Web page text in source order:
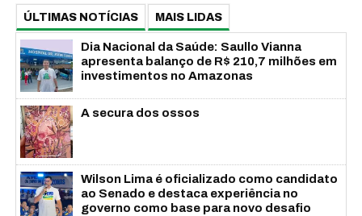
ÚLTIMAS NOTÍCIAS MAIS LIDAS
Dia Nacional da Saúde: Saullo Vianna
apresenta balanço de R$ 210,7 milhões em
investimentos no Amazonas
A secura dos ossos
Wilson Lima é oficializado como candidato
ao Senado e destaca experiência no
governo como base para novo desafio